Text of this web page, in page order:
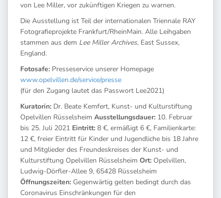
von Lee Miller, vor zukünftigen Kriegen zu warnen.
Die Ausstellung ist Teil der internationalen Triennale RAY
Fotografieprojekte Frankfurt/RheinMain. Alle Leihgaben
stammen aus dem Lee Miller Archives, East Sussex,
England.
Fotosafe: Presseservice unserer Homepage
www.opelvillen.de/service/presse
(für den Zugang lautet das Passwort Lee2021)
Kuratorin: Dr. Beate Kemfert, Kunst- und Kulturstiftung
Opelvillen Rüsselsheim Ausstellungsdauer: 10. Februar
bis 25. Juli 2021 Eintritt: 8 €, ermäßigt 6 €, Familienkarte:
12 €, freier Eintritt für Kinder und Jugendliche bis 18 Jahre
und Mitglieder des Freundeskreises der Kunst- und
Kulturstiftung Opelvillen Rüsselsheim Ort: Opelvillen,
Ludwig-Dörfler-Allee 9, 65428 Rüsselsheim
Öffnungszeiten: Gegenwärtig gelten bedingt durch das
Coronavirus Einschränkungen für den